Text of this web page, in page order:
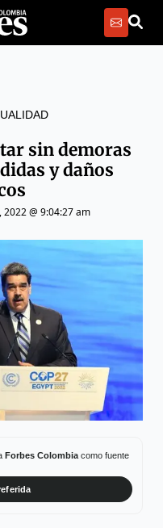
sin demoras
y daños
@ 9:04:27 am
Forbes Colombiacomo fuente